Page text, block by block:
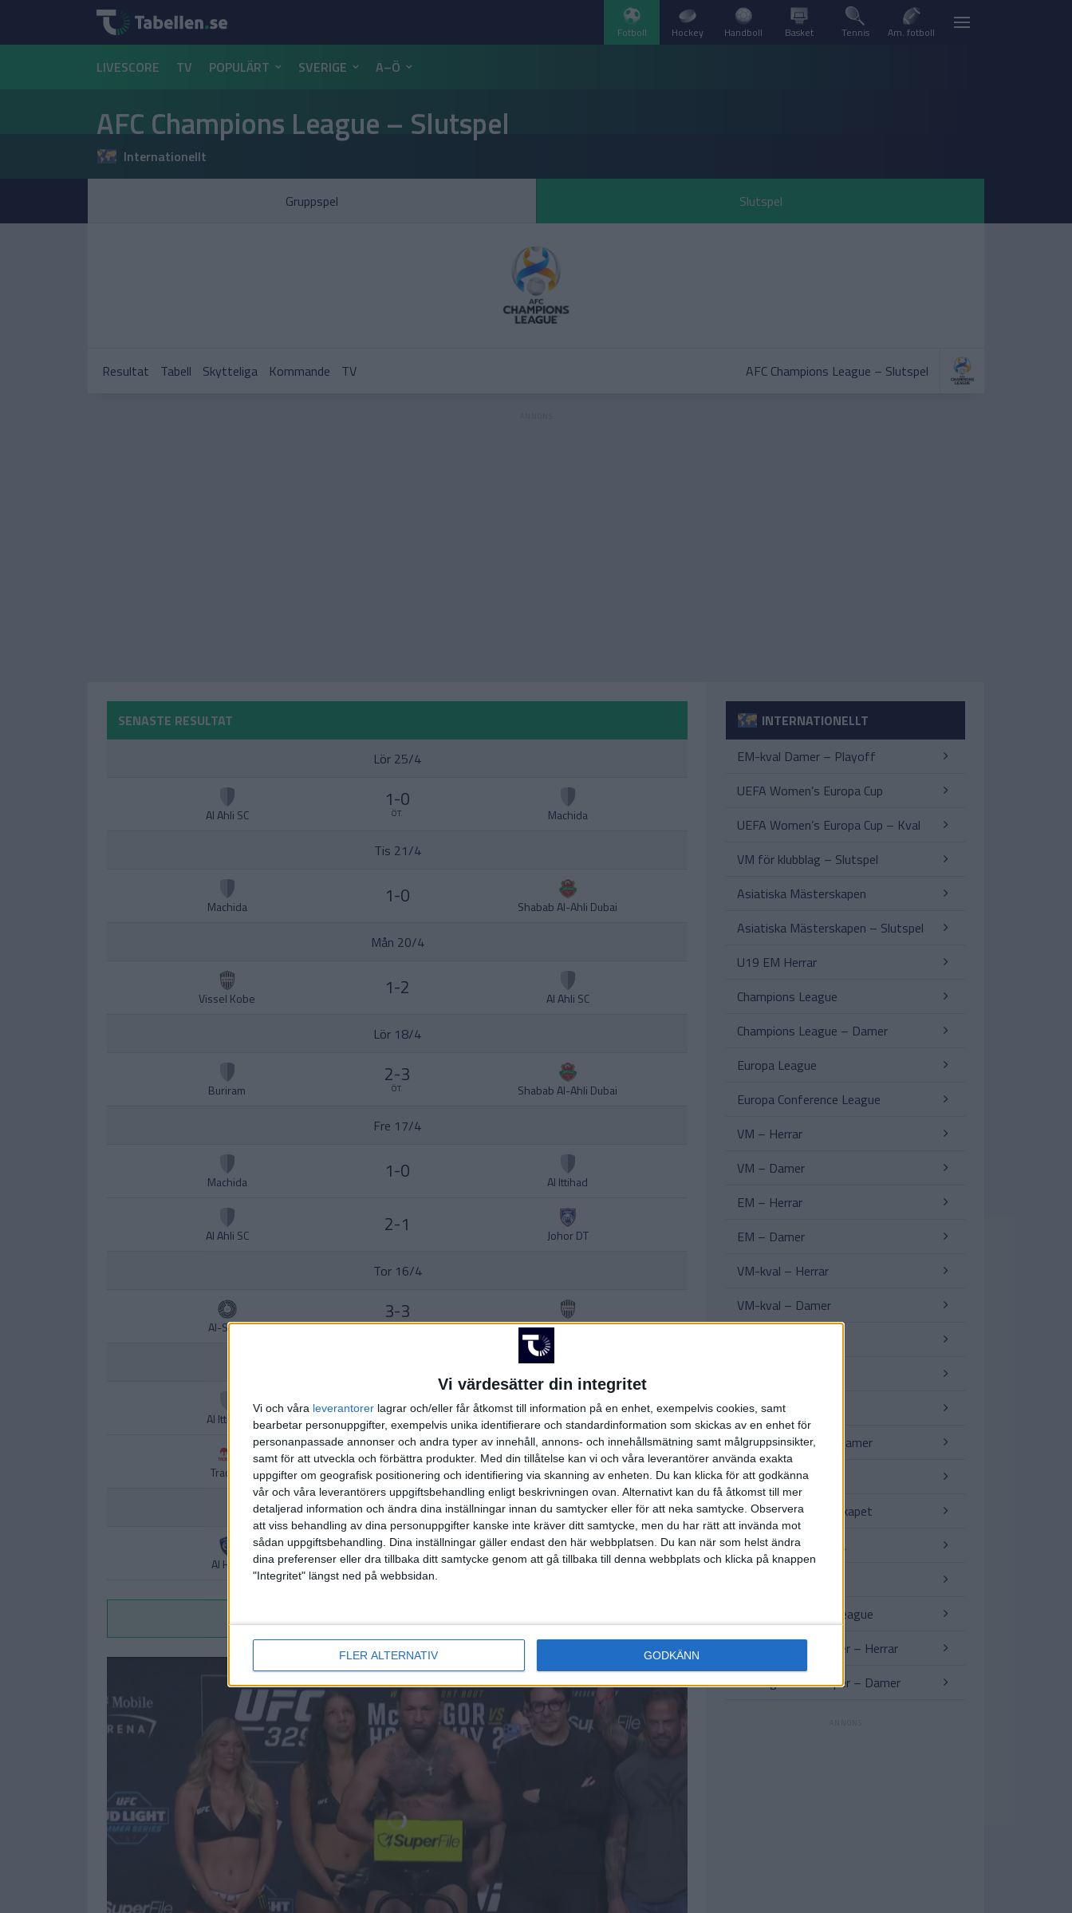
Vi värdesätter din integritet
Vi och våra leverantorer lagrar och/eller får åtkomst till information på en enhet, exempelvis cookies, samt
bearbetar personuppgifter, exempelvis unika identifierare och standardinformation som skickas av en enhet för
personanpassade annonser och andra typer av innehåll, annons- och innehållsmätning samt målgruppsinsikter,
samt för att utveckla och förbättra produkter. Med din tillåtelse kan vi och våra leverantörer använda exakta
uppgifter om geografisk positionering och identifiering via skanning av enheten. Du kan klicka för att godkänna
vår och våra leverantörers uppgiftsbehandling enligt beskrivningen ovan. Alternativt kan du få åtkomst till mer
detaljerad information och ändra dina inställningar innan du samtycker eller för att neka samtycke. Observera
att viss behandling av dina personuppgifter kanske inte kräver ditt samtycke, men du har rätt att invända mot
sådan uppgiftsbehandling. Dina inställningar gäller endast den här webbplatsen. Du kan när som helst ändra
dina preferenser eller dra tillbaka ditt samtycke genom att gå tillbaka till denna webbplats och klicka på knappen
"Integritet" längst ned på webbsidan.
FLER ALTERNATIV GODKÄNN
Fotboll Hockey Handboll Basket Tennis Am. fotboll
LIVESCORE TV POPULÄRT SVERIGE A–Ö
AFC Champions League – Slutspel
Internationellt
Gruppspel Slutspel
Resultat Tabell Skytteliga Kommande TV AFC Champions League – Slutspel
SENASTE RESULTAT
Lör 25/4
Al Ahli SC
1-0
ÖT. Machida
Tis 21/4
Machida 1-0 Shabab Al-Ahli Dubai
Mån 20/4
Vissel Kobe 1-2 Al Ahli SC
Lör 18/4
Buriram
2-3
ÖT. Shabab Al-Ahli Dubai
Fre 17/4
Machida 1-0 Al Ittihad
Al Ahli SC 2-1 Johor DT
Tor 16/4
Al-Sadd
3-3
(4-5) Str. Vissel Kobe
Al Ittihad
1-0
Al Wahda
Tractor 0-3 Shabab Al-Ahli Dubai
Mån 13/4
Al Hilal
3-3
(2-4) Str. Al-Sadd
INTERNATIONELLT
EM-kval Damer – Playoff
UEFA Women’s Europa Cup
UEFA Women’s Europa Cup – Kval
VM för klubblag – Slutspel
Asiatiska Mästerskapen
Asiatiska Mästerskapen – Slutspel
U19 EM Herrar
Champions League
Champions League – Damer
Europa League
Europa Conference League
VM – Herrar
VM – Damer
EM – Herrar
EM – Damer
VM-kval – Herrar
VM-kval – Damer
Nations League
Nations League – Damer
VM för klubblag
Afrikanska Mästerskapet
VM-kval Sydamerika
AFC – Champions League
Träningslandskamper – Herrar
Träningslandskamper – Damer